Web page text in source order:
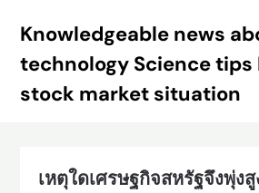
Knowledgeable news
technology Science tips
stock market situation
เหตุใดเศรษฐกิจสหรัฐจึงพุ่